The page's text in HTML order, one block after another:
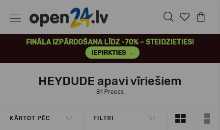
FINĀLA IZPĀRDOŠANA LĪDZ -70% – STEIDZIETIES!
IEPIRKTIES →
HEYDUDE apavi vīriešiem
81 Preces
KĀRTOT PĒC FILTRI